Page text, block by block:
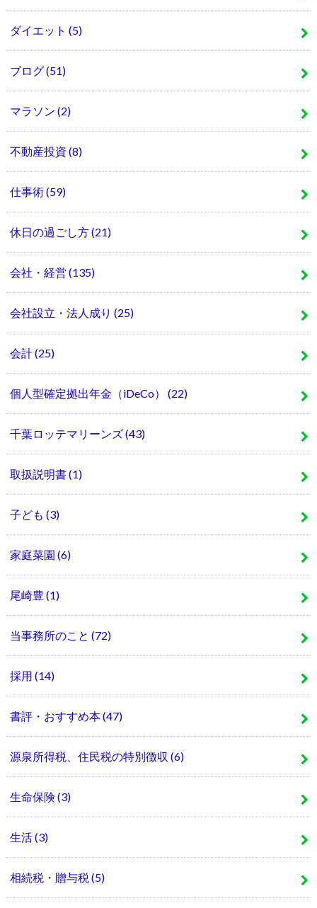
ダイエット (5)
ブログ(51)
マラソン (2)
不動産投資 (8)
仕事術(59)
休日の過ごし方(21)
会社・経営 (135)
会社設立・法人成り (25)
会計(25)
個人型確定拠出年金（iDeCo） (22)
千葉ロッテマリーンズ(43)
取扱説明書(1)
子ども (3)
家庭菜園 (6)
尾崎豊 (1)
当事務所のこと (72)
採用 (14)
書評・おすすめ本(47)
源泉所得税、住民税の特別徴収 (6)
生命保険 (3)
生活(3)
相続税・贈与税 (5)